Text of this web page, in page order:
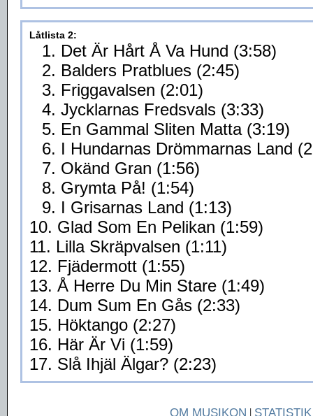
Låtlista 2:
1. Det Är Hårt Å Va Hund (3:58)
2. Balders Pratblues (2:45)
3. Friggavalsen (2:01)
4. Jycklarnas Fredsvals (3:33)
5. En Gammal Sliten Matta (3:19)
6. I Hundarnas Drömmarnas Land
7. Okänd Gran (1:56)
8. Grymta På! (1:54)
9. I Grisarnas Land (1:13)
10. Glad Som En Pelikan (1:59)
11. Lilla Skräpvalsen (1:11)
12. Fjädermott (1:55)
13. Å Herre Du Min Stare (1:49)
14. Dum Sum En Gås (2:33)
15. Höktango (2:27)
16. Här Är Vi (1:59)
17. Slå Ihjäl Älgar? (2:23)
OM MUSIKON | STATISTIK